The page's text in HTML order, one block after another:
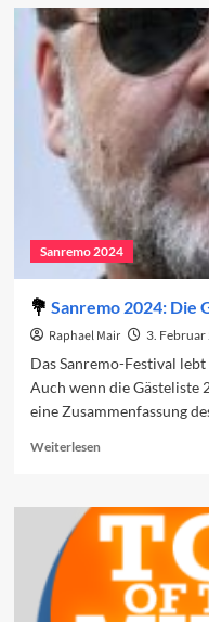
Vorschau
auf
den
ersten
Abend
Sanremo 2024
Sanremo 2024: Die
Raphael Mair 3. Februar
Das Sanremo-Festival
Auch wenn die Gästeliste
eine Zusammenfassung
WeiterlesenRead
Sanremo
2024:
Die
Gäste